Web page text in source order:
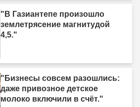
"В Газиантепе произошло
землетрясение магнитудой
4,5."
"Бизнесы совсем разошлись:
даже привозное детское
молоко включили в счёт."